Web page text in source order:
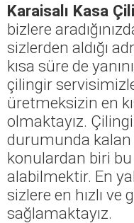
Karaisalı Kasa
bizlere
sizlerden aldığı
kısa süre de
çilingir
üretmeksizin en
olmaktayız.
durumunda kalan
konulardan biri bu
alabilmektir. En
sizlere en hızlı ve
sağlamaktayız.